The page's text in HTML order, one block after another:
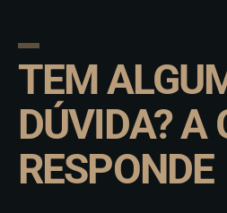
TEM
DÚVIDA? A
RESPONDE